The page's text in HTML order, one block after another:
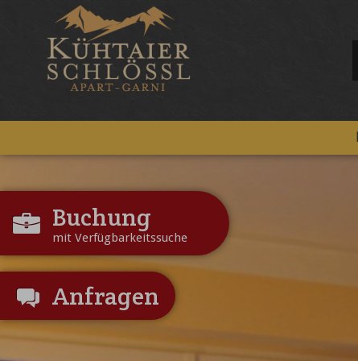
Buchung
mit Verfügbarkeitssuche
Anfragen